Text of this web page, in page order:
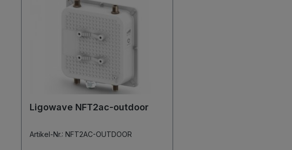
Ligowave NFT2ac-outdoor
Artikel-Nr.: NFT2AC-OUTDOOR